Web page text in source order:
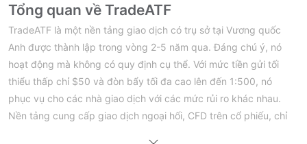
Tổng quan về TradeATF
TradeATF là một nền tảng giao dịch có trụ sở tại Vương quốc
Anh được thành lập trong vòng 2-5 năm qua. Đáng chú ý, nó
hoạt động mà không có quy định cụ thể. Với mức tiền gửi tối
thiểu thấp chỉ $50 và đòn bẩy tối đa cao lên đến 1:500, nó
phục vụ cho các nhà giao dịch với các mức rủi ro khác nhau.
Nền tảng cung cấp giao dịch ngoại hối, CFD trên cổ phiếu, chỉ